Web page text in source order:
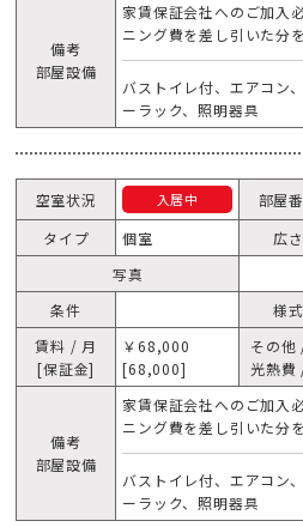
備考
部屋設備
家賃保証会社へのご加入
ニング費を差し引いた分
バストイレ付、エアコン
ーラック、照明器具
空室状況 入居中 部屋
タイプ
個室 広さ
写真
条件
様式
賃料 / 月
[保証金]
￥68,000
[68,000]
その他
光熱費
備考
部屋設備
家賃保証会社へのご加入
ニング費を差し引いた分
バストイレ付、エアコン
ーラック、照明器具